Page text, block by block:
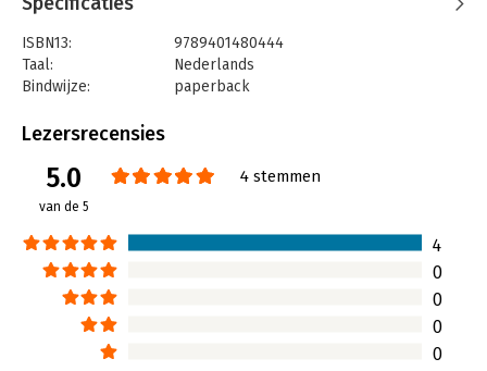
ISBN13:
9789401480444
Taal:
Nederlands
Bindwijze:
paperback
Uitgever:
Verschijningsdatum:
6-10-2021
Hoofdrubriek:
Lezersrecensies
5.0
van de 5
4 stemmen
4
0
0
0
0